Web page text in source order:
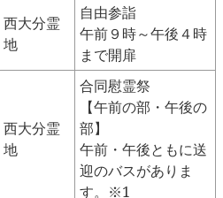
西大分霊
地
自由参詣
午前９時～午後４時
まで開扉
西大分霊
地
合同慰霊祭
【午前の部・午後の
部】
午前・午後ともに送
迎のバスがありま
す。※1